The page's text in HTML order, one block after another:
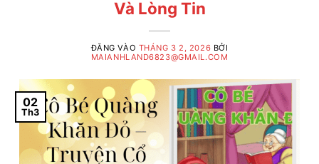
Và Lòng Tin
ĐĂNG VÀO THÁNG 3 2, 2026 BỞI
MAIANHLAND6823@GMAIL.COM
02
Th3